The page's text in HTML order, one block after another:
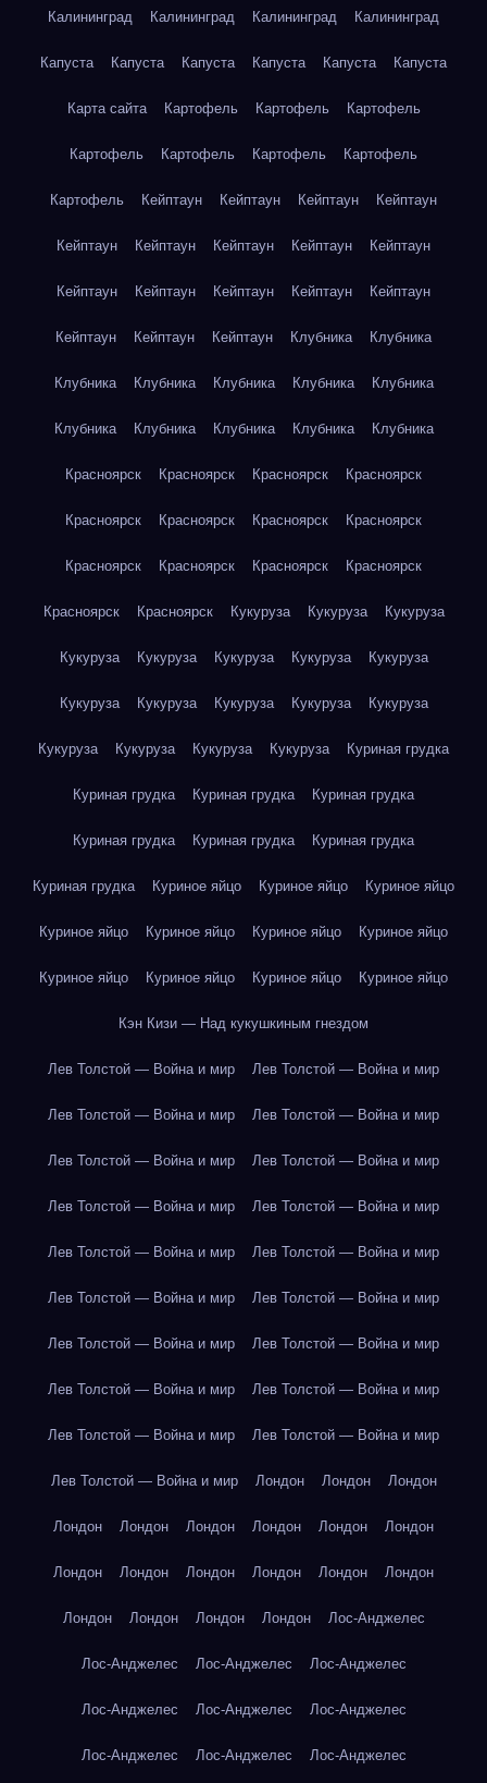
Калининград Калининград Калининград Калининград
Капуста Капуста Капуста Капуста Капуста Капуста
Карта сайта Картофель Картофель Картофель
Картофель Картофель Картофель Картофель
Картофель Кейптаун Кейптаун Кейптаун Кейптаун
Кейптаун Кейптаун Кейптаун Кейптаун Кейптаун
Кейптаун Кейптаун Кейптаун Кейптаун Кейптаун
Кейптаун Кейптаун Кейптаун Клубника Клубника
Клубника Клубника Клубника Клубника Клубника
Клубника Клубника Клубника Клубника Клубника
Красноярск Красноярск Красноярск Красноярск
Красноярск Красноярск Красноярск Красноярск
Красноярск Красноярск Красноярск Красноярск
Красноярск Красноярск Кукуруза Кукуруза Кукуруза
Кукуруза Кукуруза Кукуруза Кукуруза Кукуруза
Кукуруза Кукуруза Кукуруза Кукуруза Кукуруза
Кукуруза Кукуруза Кукуруза Кукуруза Куриная грудка
Куриная грудка Куриная грудка Куриная грудка
Куриная грудка Куриная грудка Куриная грудка
Куриная грудка Куриное яйцо Куриное яйцо Куриное яйцо
Куриное яйцо Куриное яйцо Куриное яйцо Куриное яйцо
Куриное яйцо Куриное яйцо Куриное яйцо Куриное яйцо
Кэн Кизи — Над кукушкиным гнездом
Лев Толстой — Война и мир Лев Толстой — Война и мир
Лев Толстой — Война и мир Лев Толстой — Война и мир
Лев Толстой — Война и мир Лев Толстой — Война и мир
Лев Толстой — Война и мир Лев Толстой — Война и мир
Лев Толстой — Война и мир Лев Толстой — Война и мир
Лев Толстой — Война и мир Лев Толстой — Война и мир
Лев Толстой — Война и мир Лев Толстой — Война и мир
Лев Толстой — Война и мир Лев Толстой — Война и мир
Лев Толстой — Война и мир Лев Толстой — Война и мир
Лев Толстой — Война и мир Лондон Лондон Лондон
Лондон Лондон Лондон Лондон Лондон Лондон
Лондон Лондон Лондон Лондон Лондон Лондон
Лондон Лондон Лондон Лондон Лос-Анджелес
Лос-Анджелес Лос-Анджелес Лос-Анджелес
Лос-Анджелес Лос-Анджелес Лос-Анджелес
Лос-Анджелес Лос-Анджелес Лос-Анджелес